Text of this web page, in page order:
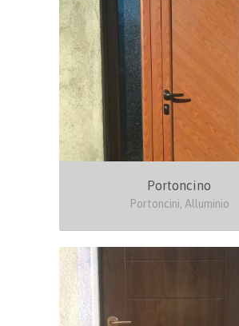
Portoncino
Portoncini, Alluminio